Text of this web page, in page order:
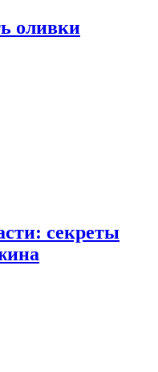
оливки
секреты